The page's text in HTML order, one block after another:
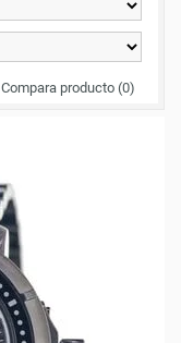
Compara producto (0)